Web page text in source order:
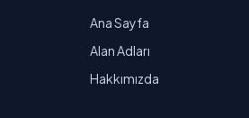
Ana Sayfa
Alan Adları
Hakkımızda